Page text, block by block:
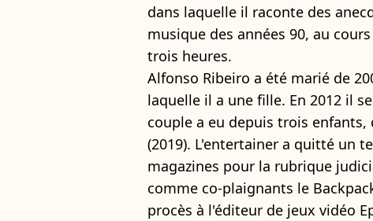
dans laquelle il raconte des
musique des années 90, au
trois heures.
Alfonso Ribeiro a été marié de
laquelle il a une fille. En 2012 il
couple a eu depuis trois
(2019). L'entertainer a quitté un
magazines pour la rubrique
comme co-plaignants le
procès à l'éditeur de jeux vidéo